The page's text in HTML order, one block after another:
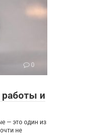
0
работы и
— это один из
не